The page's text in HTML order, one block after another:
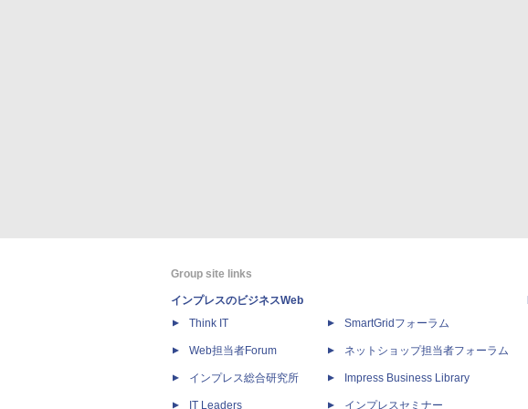
Group site links
インプレスのビジネスWeb
Think IT
Web担当者Forum
インプレス総合研究所
IT Leaders
SmartGridフォーラム
ネットショップ担当者フォーラム
Impress Business Library
インプレスセミナー